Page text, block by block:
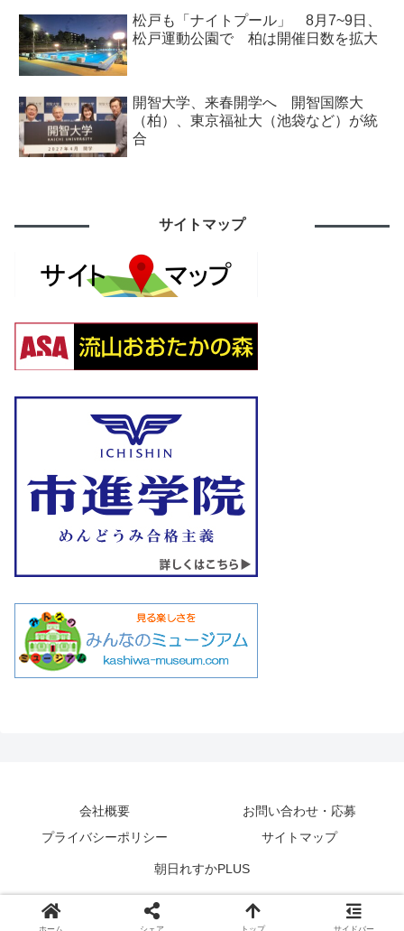
松戸も「ナイトプール」 8月7~9日、
松戸運動公園で 柏は開催日数を拡大
開智大学、来春開学へ 開智国際大
（柏）、東京福祉大（池袋など）が統
合
サイトマップ
会社概要
お問い合わせ・応募
プライバシーポリシー
サイトマップ
朝日れすかPLUS
ホーム シェア トップ サイドバー